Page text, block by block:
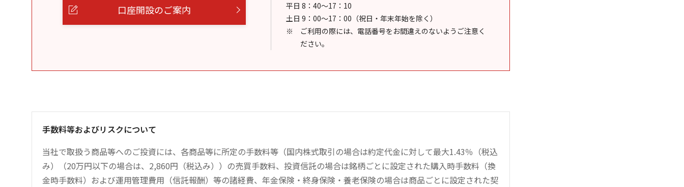
口座開設のご案内
平日 8：40～17：10
土日 9：00～17：00（祝日・年末年始を除く）
ご利用の際には、電話番号をお間違えのないようご注意く
ださい。
手数料等およびリスクについて
当社で取扱う商品等へのご投資には、各商品等に所定の手数料等（国内株式取引の場合は約定代金に対して最大1.43％（税込
み）（20万円以下の場合は、2,860円（税込み））の売買手数料、投資信託の場合は銘柄ごとに設定された購入時手数料（換
金時手数料）および運用管理費用（信託報酬）等の諸経費、年金保険・終身保険・養老保険の場合は商品ごとに設定された契